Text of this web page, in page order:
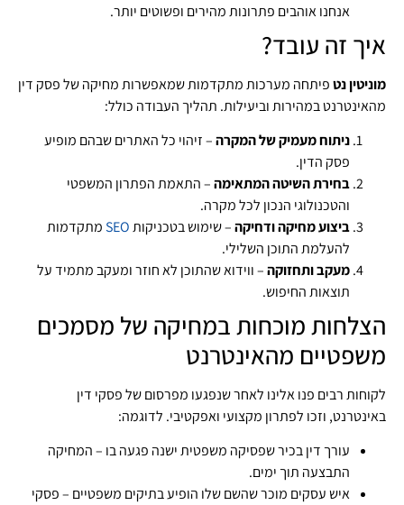
אנחנו אוהבים פתרונות מהירים ופשוטים יותר.
איך זה עובד?
מוניטין נטפיתחה מערכות מתקדמות שמאפשרות מחיקה של פסק דין
מהאינטרנט במהירות וביעילות. תהליך העבודה כולל:
ניתוח מעמיק של המקרה– זיהוי כל האתרים שבהם מופיע
פסק הדין.
בחירת השיטה המתאימה– התאמת הפתרון המשפטי
והטכנולוגי הנכון לכל מקרה.
ביצוע מחיקה ודחיקה– שימוש בטכניקותSEOמתקדמות
להעלמת התוכן השלילי.
מעקב ותחזוקה– ווידוא שהתוכן לא חוזר ומעקב מתמיד על
תוצאות החיפוש.
הצלחות מוכחות במחיקה של מסמכים
משפטיים מהאינטרנט
לקוחות רבים פנו אלינו לאחר שנפגעו מפרסום של פסקי דין
באינטרנט, וזכו לפתרון מקצועי ואפקטיבי. לדוגמה:
עורך דין בכיר שפסיקה משפטית ישנה פגעה בו – המחיקה
התבצעה תוך ימים.
איש עסקים מוכר שהשם שלו הופיע בתיקים משפטיים – פסקי